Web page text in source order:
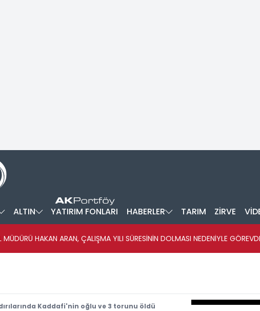
ALTIN YATIRIM FONLARI HABERLER TARIM ZİRVE
MÜDÜRÜ HAKAN ARAN, ÇALIŞMA YILI SÜRESİNİN DOLMASI NEDENİYLE
Kaddafi'nin oğlu ve 3 torunu öldü